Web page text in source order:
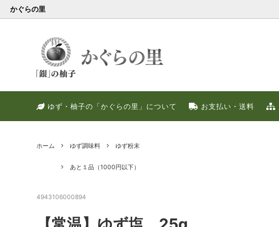
かぐらの里
ゆず・柚子の「かぐらの里」について お支払い・送料
ホーム ゆず調味料 ゆず粉末
あと１品（1000円以下）
4943106000894